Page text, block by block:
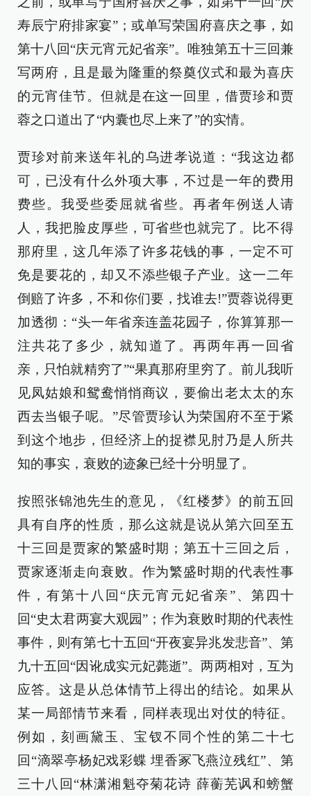
寿辰宁府排家宴”；或单写荣国府喜庆之事，如
第十八回“庆元宵元妃省亲”。唯独第五十三回兼
写两府，且是最为隆重的祭奠仪式和最为喜庆
的元宵佳节。但就是在这一回里，借贾珍和贾
蓉之口道出了“内囊也尽上来了”的实情。
贾珍对前来送年礼的乌进孝说道：“我这边都
可，已没有什么外项大事，不过是一年的费用
费些。我受些委屈就省些。再者年例送人请
人，我把脸皮厚些，可省些也就完了。比不得
那府里，这几年添了许多花钱的事，一定不可
免是要花的，却又不添些银子产业。这一二年
倒赔了许多，不和你们要，找谁去!”贾蓉说得更
加透彻：“头一年省亲连盖花园子，你算算那一
注共花了多少，就知道了。再两年再一回省
亲，只怕就精穷了”“果真那府里穷了。前儿我听
见凤姑娘和鸳鸯悄悄商议，要偷出老太太的东
西去当银子呢。”尽管贾珍认为荣国府不至于紧
到这个地步，但经济上的捉襟见肘乃是人所共
知的事实，衰败的迹象已经十分明显了。
按照张锦池先生的意见，《红楼梦》的前五回
具有自序的性质，那么这就是说从第六回至五
十三回是贾家的繁盛时期；第五十三回之后，
贾家逐渐走向衰败。作为繁盛时期的代表性事
件，有第十八回“庆元宵元妃省亲”、第四十
回“史太君两宴大观园”；作为衰败时期的代表性
事件，则有第七十五回“开夜宴异兆发悲音”、第
九十五回“因讹成实元妃薨逝”。两两相对，互为
应答。这是从总体情节上得出的结论。如果从
某一局部情节来看，同样表现出对仗的特征。
例如，刻画黛玉、宝钗不同个性的第二十七
回“滴翠亭杨妃戏彩蝶 埋香冢飞燕泣残红”、第
三十八回“林潇湘魁夺菊花诗 薛蘅芜讽和螃蟹